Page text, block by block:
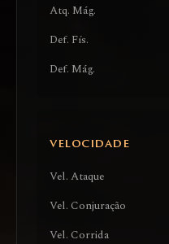
Atq. Mág.
Def. Fís.
Def. Mág.
VELOCIDADE
Vel. Ataque
Vel. Conjuração
Vel. Corrida